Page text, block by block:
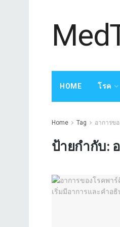
HOME โรค
Home Tag อาการข
ป้ายกำกับ: